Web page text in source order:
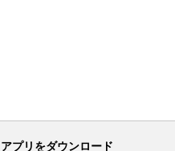
アプリをダウンロード